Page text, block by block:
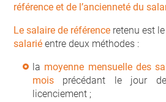
référence et de l’ancienneté du
Le salaire de référence retenu est le
salarié entre deux méthodes :
la moyenne mensuelle des
mois précédant le jour
licenciement ;